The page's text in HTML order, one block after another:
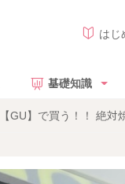
はじ
基礎知識
GU】で買う！！ 絶対